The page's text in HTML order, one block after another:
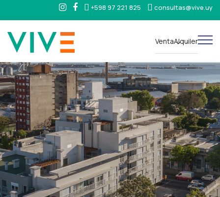
+598 97 221 825 consultas@vive.uy
VentaAlquiler